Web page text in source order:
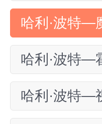
哈利·波特—
哈利·波特—
哈利·波特—